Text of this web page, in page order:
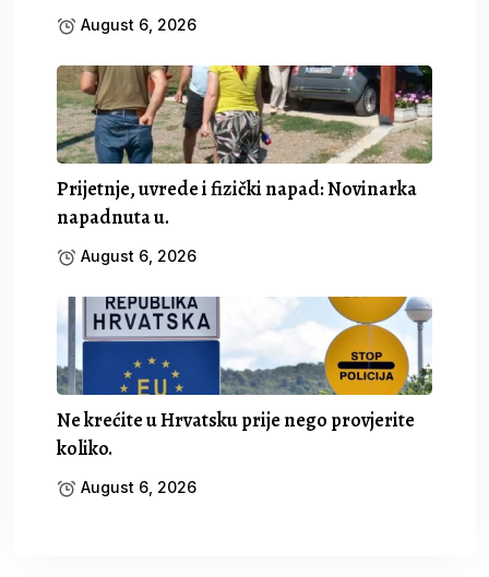
August 6, 2026
Prijetnje, uvrede i fizički napad: Novinarka
napadnuta u.
August 6, 2026
Ne krećite u Hrvatsku prije nego provjerite
koliko.
August 6, 2026